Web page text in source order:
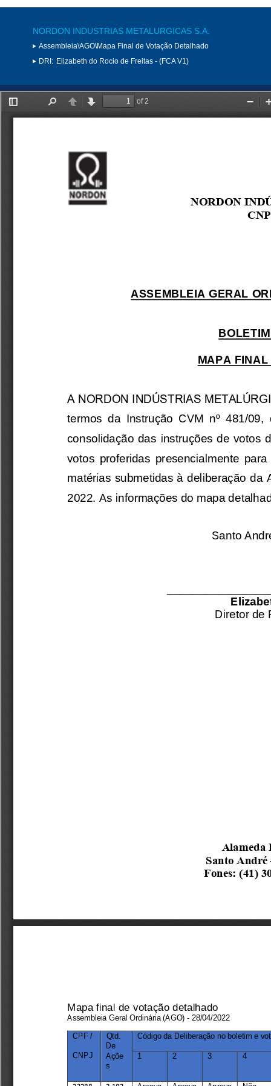
NORDON INDUSTRIAS METALURGICAS S.A.
Assembleia\AGO\Mapa Final de Votação Detalhado
DRI: Elizabeth do Rocio de Freitas - (FCA V1)